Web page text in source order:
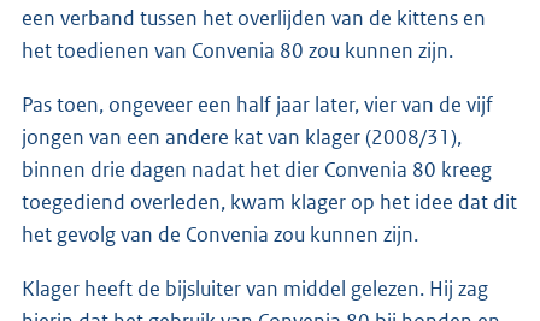
een verband tussen het overlijden van de kittens en
het toedienen van Convenia 80 zou kunnen zijn.
Pas toen, ongeveer een half jaar later, vier van de vijf
jongen van een andere kat van klager (2008/31),
binnen drie dagen nadat het dier Convenia 80 kreeg
toegediend overleden, kwam klager op het idee dat dit
het gevolg van de Convenia zou kunnen zijn.
Klager heeft de bijsluiter van middel gelezen. Hij zag